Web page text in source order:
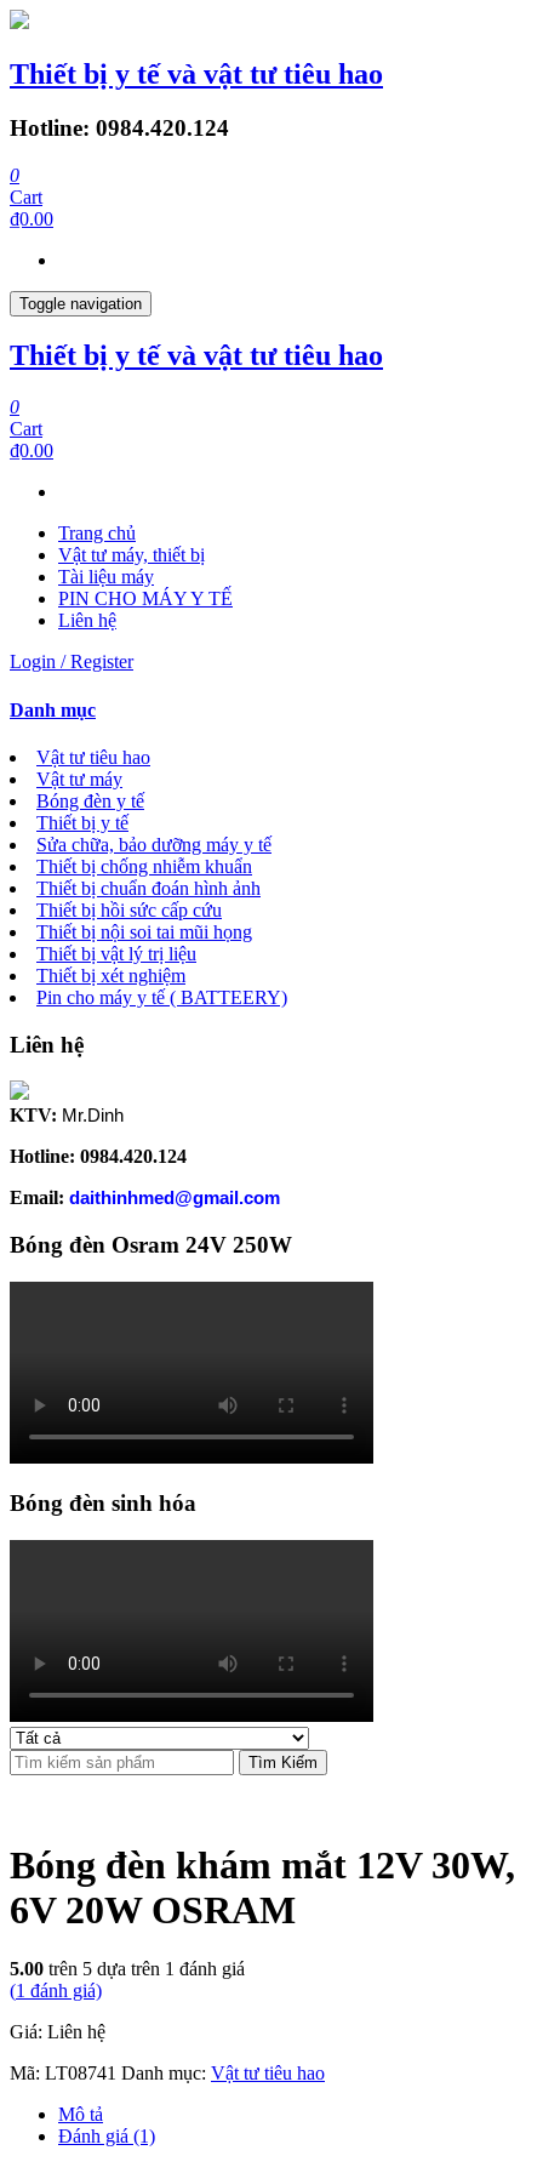
Thiết bị y tế và vật tư tiêu hao
Hotline: 0984.420.124
0
Cart
₫0.00
Toggle navigation
Thiết bị y tế và vật tư tiêu hao
0
Cart
₫0.00
Trang chủ
Vật tư máy, thiết bị
Tài liệu máy
PIN CHO MÁY Y TẾ
Liên hệ
Login / Register
Danh mục
Vật tư tiêu hao
Vật tư máy
Bóng đèn y tế
Thiết bị y tế
Sửa chữa, bảo dưỡng máy y tế
Thiết bị chống nhiễm khuẩn
Thiết bị chuẩn đoán hình ảnh
Thiết bị hồi sức cấp cứu
Thiết bị nội soi tai mũi họng
Thiết bị vật lý trị liệu
Thiết bị xét nghiệm
Pin cho máy y tế ( BATTEERY)
Liên hệ
KTV: Mr.Dinh
Hotline: 0984.420.124
Email: daithinhmed@gmail.com
Bóng đèn Osram 24V 250W
Bóng đèn sinh hóa
Tìm Kiếm
Bóng đèn khám mắt 12V 30W,
6V 20W OSRAM
5.00 trên 5 dựa trên 1 đánh giá
(1 đánh giá)
Giá: Liên hệ
Mã: LT08741 Danh mục: Vật tư tiêu hao
Mô tả
Đánh giá (1)